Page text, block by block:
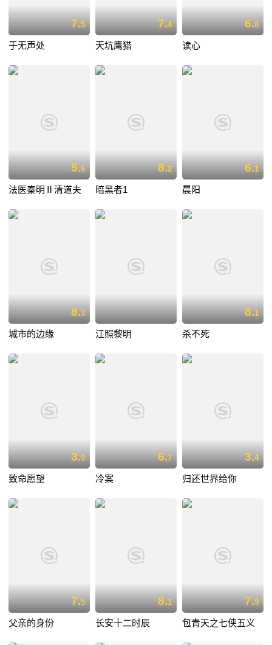
7.5
于无声处
7.4
天坑鹰猎
6.8
读心
5.6
法医秦明Ⅱ清道夫
8.2
暗黑者1
6.1
晨阳
8.3
城市的边缘 江照黎明
8.1
杀不死
3.9
致命愿望
6.7
冷案
3.4
归还世界给你
7.5
父亲的身份
8.1
长安十二时辰
7.9
包青天之七侠五义